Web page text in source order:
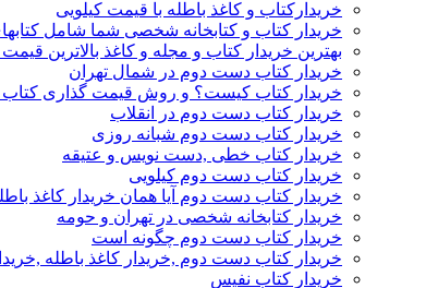
خریدارکتاب و کاغذ باطله با قیمت کیلویی
خریدار کتاب و کتابخانه شخصی شما شامل
بهترین خریدار کتاب و مجله و کاغذ بالاترین
خریدار کتاب دست دوم در شمال تهران
خریدار کتاب کیست؟ و روش قیمت گذاری
خریدار کتاب دست دوم در انقلاب
خریدار کتاب دست دوم شبانه روزی
خریدار کتاب خطی ,دست نویس و عتیقه
خریدار کتاب دست دوم کیلویی
خریدار کتاب دست دوم آیا همان خریدار کاغذ
خریدار کتابخانه شخصی در تهران و حومه
خریدار کتاب دست دوم چگونه است
خریدار کتاب دست دوم ,خریدار کاغذ باطله
خریدار کتاب نفیس